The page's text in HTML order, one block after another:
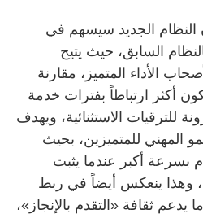
الجديد سيسهم في
السابق، حيث يتيح
الأداء المتميز، مقارنة
أكثر ارتباطاً بفترات خدمة
للترقيات الاستثنائية، ويهدف
المهني للمتميزين، بحيث
بسرعة أكبر عندما يثبت
وهذا ينعكس أيضاً في ربط
يدعم ثقافة «التقدم بالإنجاز»،